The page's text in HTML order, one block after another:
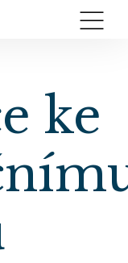
ke